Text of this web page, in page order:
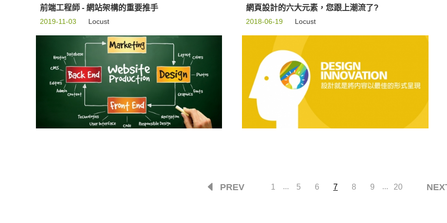
前端工程師 - 網站架構的重要推手
2019-11-03 Locust
網頁設計的六大元素，您跟上潮流了?
2018-06-19 Locust
1 ... 5 6 7 8 9 ... 20
PREV